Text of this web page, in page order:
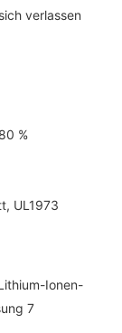
verlassen
%
UL1973